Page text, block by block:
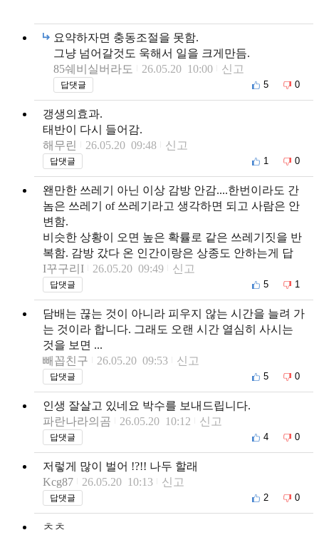
요약하자면 충동조절을 못함.
그냥 넘어갈것도 욱해서 일을 크게만듬.
85쉐비실버라도
26.05.20 10:00 신고
답댓글 5 0
갱생의효과.
태반이 다시 들어감.
해무린
26.05.20 09:48 신고
답댓글 1 0
왠만한 쓰레기 아닌 이상 감방 안감....한번이라도 간
놈은 쓰레기 of 쓰레기라고 생각하면 되고 사람은 안
변함.
비슷한 상황이 오면 높은 확률로 같은 쓰레기짓을 반
복함. 감방 갔다 온 인간이랑은 상종도 안하는게 답
I꾸구리I
26.05.20 09:49 신고
답댓글 5 1
담배는 끊는 것이 아니라 피우지 않는 시간을 늘려 가
는 것이라 합니다. 그래도 오랜 시간 열심히 사시는
것을 보면 ...
빼꼽친구
26.05.20 09:53 신고
답댓글 5 0
인생 잘살고 있네요 박수를 보내드립니다.
파란나라의곰
26.05.20 10:12 신고
답댓글 4 0
저렇게 많이 벌어 !?!! 나두 할래
Kcg87
26.05.20 10:13 신고
답댓글 2 0
ㅊㅊ